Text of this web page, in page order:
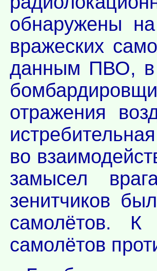
обнаружены
вражеских
данным ПВО, в
отражения
во
замысел
зенитчиков
самолётов. К
самолётов